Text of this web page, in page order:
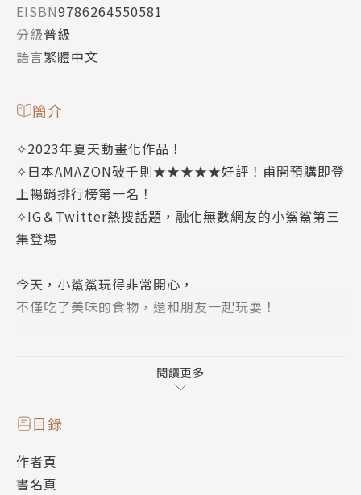
EISBN9786264550581
分級普級
語言繁體中文
簡介
✧2023年夏天動畫化作品！
✧日本AMAZON破千則★★★★★好評！甫開預購即登
上暢銷排行榜第一名！
✧IG＆Twitter熱搜話題，融化無數網友的小鯊鯊第三
集登場──
今天，小鯊鯊玩得非常開心，
不僅吃了美味的食物，還和朋友一起玩耍！
小鯊鯊在各種各樣的外出活動中都遇到了許多奇妙的事
小鯊鯊冒險故事的第三卷登場！
閱讀更多
目錄
作者頁
書名頁